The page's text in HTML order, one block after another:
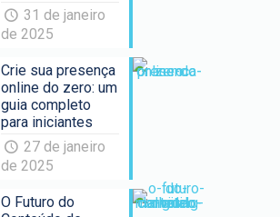
31 de janeiro
de 2025
Crie sua presença
online do zero: um
guia completo
para iniciantes
27 de janeiro
de 2025
O Futuro do